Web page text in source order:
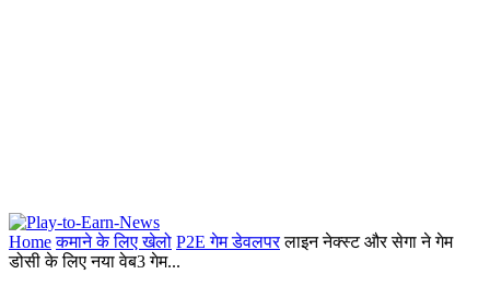
Home कमाने के लिए खेलो P2E गेम डेवलपर लाइन नेक्स्ट और सेगा ने गेम
डोसी के लिए नया वेब3 गेम...